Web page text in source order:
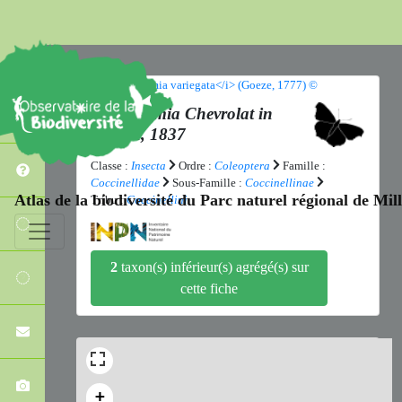
Atlas de la biodiversité du Parc naturel régional de
Hippodamia Chevrolatin
Dejean, 1837
Classe : Insecta Ordre : Coleoptera
Famille :
Coccinellidae
Sous-Famille : Coccinellinae
Tribu :Coccinellini
2 taxon(s) inférieur(s) agrégé(s) sur
cette fiche
+